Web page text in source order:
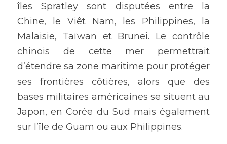
îles Spratley sont disputées entre la
Chine, le Viêt Nam, les Philippines, la
Malaisie, Taïwan et Brunei. Le contrôle
chinois de cette mer permettrait
d’étendre sa zone maritime pour protéger
ses frontières côtières, alors que des
bases militaires américaines se situent au
Japon, en Corée du Sud mais également
sur l’île de Guam ou aux Philippines.